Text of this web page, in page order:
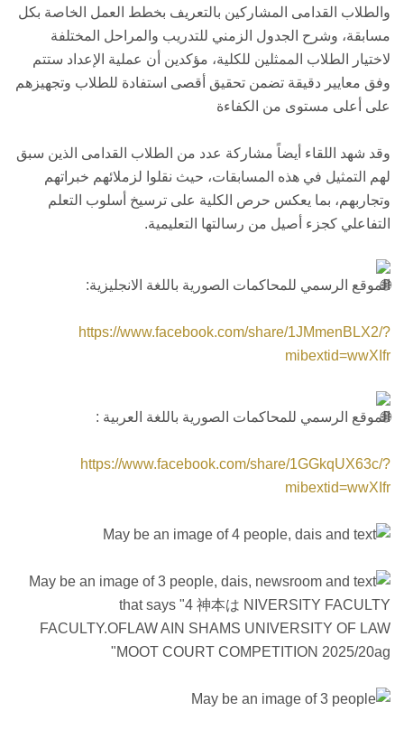
والطلاب القدامى المشاركين بالتعريف بخطط العمل الخاصة بكل
مسابقة، وشرح الجدول الزمني للتدريب والمراحل المختلفة
لاختيار الطلاب الممثلين للكلية، مؤكدين أن عملية الإعداد ستتم
وفق معايير دقيقة تضمن تحقيق أقصى استفادة للطلاب وتجهيزهم
على أعلى مستوى من الكفاءة
وقد شهد اللقاء أيضاً مشاركة عدد من الطلاب القدامى الذين سبق
لهم التمثيل في هذه المسابقات، حيث نقلوا لزملائهم خبراتهم
وتجاربهم، بما يعكس حرص الكلية على ترسيخ أسلوب التعلم
التفاعلي كجزء أصيل من رسالتها التعليمية.
الموقع الرسمي للمحاكمات الصورية باللغة الانجليزية:
https://www.facebook.com/share/1JMmenBLX2/?
mibextid=wwXIfr
الموقع الرسمي للمحاكمات الصورية باللغة العربية :
https://www.facebook.com/share/1GGkqUX63c/?
mibextid=wwXIfr